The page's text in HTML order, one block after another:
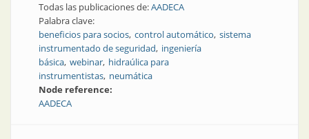
Todas las publicaciones de:AADECA
Palabra clave:
beneficios para socios control automático sistema
instrumentado de seguridad ingeniería
básica webinar hidraúlica para
instrumentistas neumática
Node reference:
AADECA